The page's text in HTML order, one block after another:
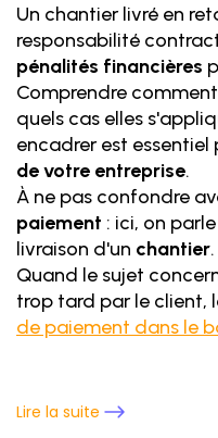
Un chantier livré en
responsabilité
pénalités financières
Comprendre
quels cas elles
encadrer est
de votre entreprise.
À ne pas confondre
paiement : ici, on
livraison d'un chantier.
Quand le sujet
trop tard par le client,
de paiement dans le
Lire la suite